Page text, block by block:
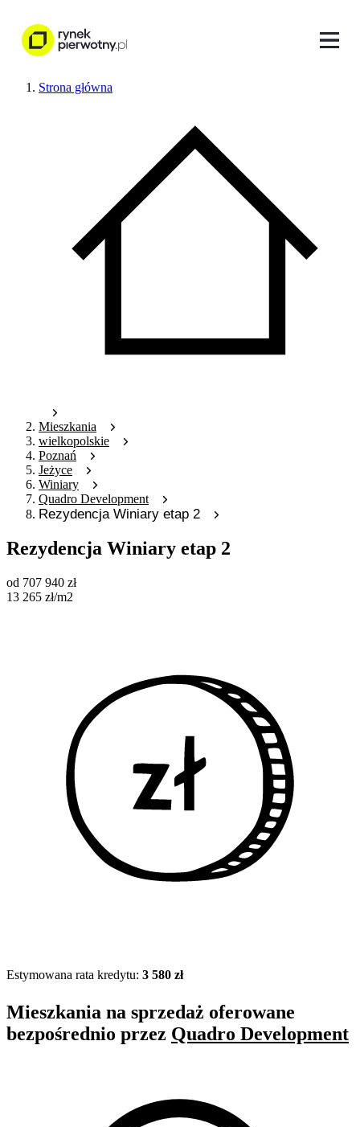
Strona główna
Mieszkania
wielkopolskie
Poznań
Jeżyce
Winiary
Quadro Development
Rezydencja Winiary etap 2
Rezydencja Winiary etap 2
od 707 940 zł
13 265 zł/m2
Estymowana rata kredytu: 3 580 zł
Mieszkania na sprzedaż oferowane
bezpośrednio przez Quadro Development